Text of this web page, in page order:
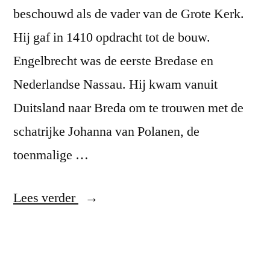
beschouwd als de vader van de Grote Kerk.
Hij gaf in 1410 opdracht tot de bouw.
Engelbrecht was de eerste Bredase en
Nederlandse Nassau. Hij kwam vanuit
Duitsland naar Breda om te trouwen met de
schatrijke Johanna van Polanen, de
toenmalige …
Lees verder
“Vader